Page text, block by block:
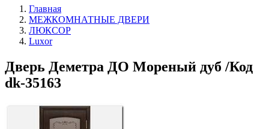
Главная
МЕЖКОМНАТНЫЕ ДВЕРИ
ЛЮКСОР
Luxor
Дверь Деметра ДО Мореный дуб /Код
dk-35163